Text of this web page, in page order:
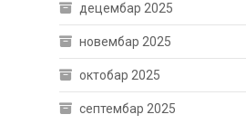
децембар 2025
новембар 2025
октобар 2025
септембар 2025